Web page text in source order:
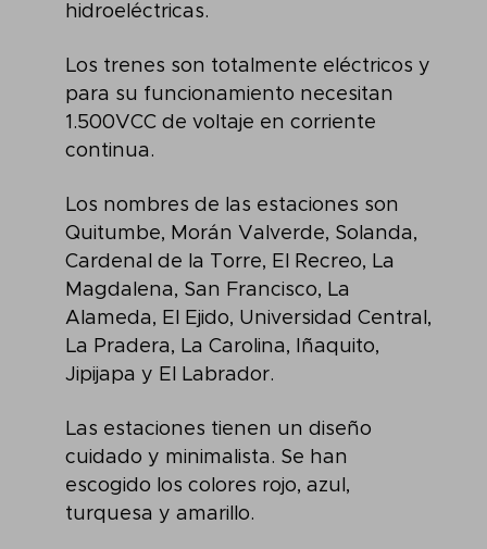
hidroeléctricas.
Los trenes son totalmente eléctricos y
para su funcionamiento necesitan
1.500VCC de voltaje en corriente
continua.
Los nombres de las estaciones son
Quitumbe, Morán Valverde, Solanda,
Cardenal de la Torre, El Recreo, La
Magdalena, San Francisco, La
Alameda, El Ejido, Universidad Central,
La Pradera, La Carolina, Iñaquito,
Jipijapa y El Labrador.
Las estaciones tienen un diseño
cuidado y minimalista. Se han
escogido los colores rojo, azul,
turquesa y amarillo.